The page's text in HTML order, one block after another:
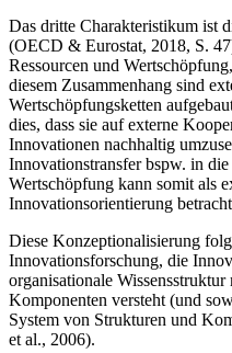
Das dritte Charakteristikum ist
(OECD & Eurostat, 2018, S.
Ressourcen und
diesem Zusammenhang sind
Wertschöpfungsketten
dies, dass sie auf externe
Innovationen nachhaltig
Innovationstransfer bspw. in
Wertschöpfung kann somit als
Innovationsorientierung
Diese Konzeptionalisierung
Innovationsforschung, die
organisationale
Komponenten versteht (und
System von Strukturen und
et al., 2006).